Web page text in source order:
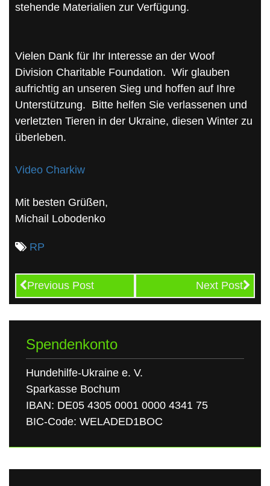
stehende Materialien zur Verfügung.
Vielen Dank für Ihr Interesse an der Woof
Division Charitable Foundation. Wir glauben
aufrichtig an unseren Sieg und hoffen auf Ihre
Unterstützung. Bitte helfen Sie verlassenen und
verletzten Tieren in der Ukraine, diesen Winter zu
überleben.
Video Charkiw
Mit besten Grüßen,
Michail Lobodenko
RP
Previous Post Next Post
Spendenkonto
Hundehilfe-Ukraine e. V.
Sparkasse Bochum
IBAN: DE05 4305 0001 0000 4341 75
BIC-Code: WELADED1BOC